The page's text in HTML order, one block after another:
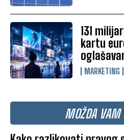
131
kartu
MARKETING
MOŽDA